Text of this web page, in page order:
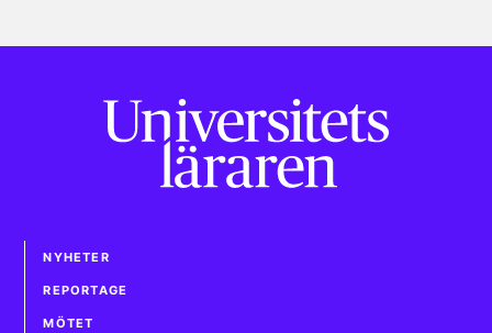
NYHETER
REPORTAGE
MÖTET